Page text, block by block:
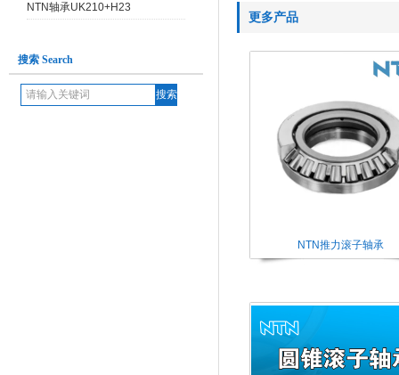
NTN轴承UK210+H23
搜索 Search
更多产品
NTN推力滚子轴承